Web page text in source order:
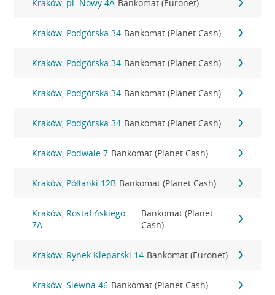
Kraków, pl. Nowy 4A Bankomat (Euronet)
Kraków, Podgórska 34 Bankomat (Planet Cash)
Kraków, Podgórska 34 Bankomat (Planet Cash)
Kraków, Podgórska 34 Bankomat (Planet Cash)
Kraków, Podgórska 34 Bankomat (Planet Cash)
Kraków, Podwale 7 Bankomat (Planet Cash)
Kraków, Półłanki 12B Bankomat (Planet Cash)
Kraków, Rostafińskiego
7A
Bankomat (Planet
Cash)
Kraków, Rynek Kleparski 14 Bankomat (Euronet)
Kraków, Siewna 46 Bankomat (Planet Cash)